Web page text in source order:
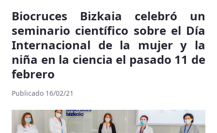
Biocruces Bizkaia celebró un
seminario científico sobre el Día
Internacional de la mujer y la
niña en la ciencia el pasado 11 de
febrero
Publicado 16/02/21